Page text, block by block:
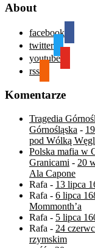
About
facebook
twitter
youtube
rss
Komentarze
Tragedia
Górnośląska -
pod Wólką
Polska mafia w
Granicami - 20
Ala Capone
Rafa - 13 lipca
Rafa - 6 lipca
Mommonth’a
Rafa - 5 lipca
Rafa - 24
rzymskim